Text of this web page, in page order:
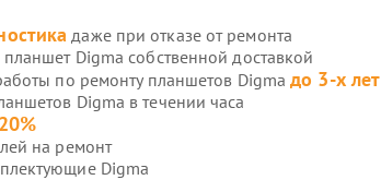
даже при отказе от ремонта
Digma собственной доставкой
по ремонту планшетов Digmaдо 3-х лет
Digma в течении часа
20%
на ремонт
Digma